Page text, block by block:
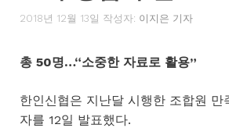
2018년 12월 13일 작성자: 이지은 기자
총 50명…“소중한 자료로 활용”
한인신협은 지난달 시행한 조합원 만
자를 12일 발표했다.